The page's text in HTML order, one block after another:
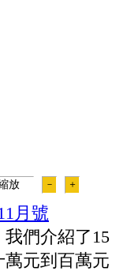
放 － ＋
們介紹了15
元到百萬元